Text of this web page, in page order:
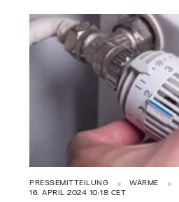
PRESSEMITTEILUNG
WÄRME
16. APRIL 2024 10:18 CET